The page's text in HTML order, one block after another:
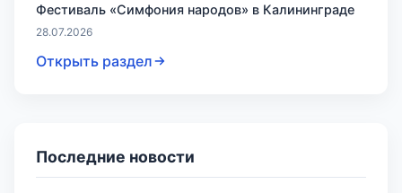
Фестиваль «Симфония народов» в Калининграде
28.07.2026
Открыть раздел
Последние новости